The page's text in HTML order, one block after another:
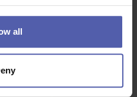
all